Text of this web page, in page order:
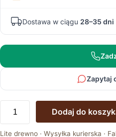
Dostawa w ciągu 28–35 dni
Zapytaj
Kredens
Dębowy
Dodaj do
Lite drewno · Wysyłka kurierska ·